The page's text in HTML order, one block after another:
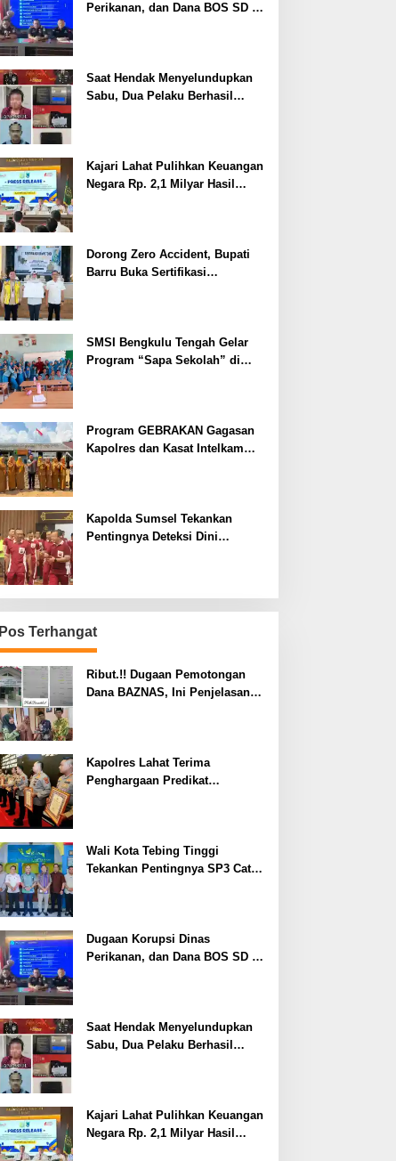
Perikanan, dan Dana BOS SD –
Saat Hendak Menyelundupkan
Sabu, Dua Pelaku Berhasil
Kajari Lahat Pulihkan Keuangan
Negara Rp. 2,1 Milyar Hasil
Dorong Zero Accident, Bupati
Barru Buka Sertifikasi
SMSI Bengkulu Tengah Gelar
Program “Sapa Sekolah” di
Program GEBRAKAN Gagasan
Kapolres dan Kasat Intelkam
Kapolda Sumsel Tekankan
Pentingnya Deteksi Dini
Pos Terhangat
Ribut.!! Dugaan Pemotongan
Dana BAZNAS, Ini Penjelasan
Kapolres Lahat Terima
Penghargaan Predikat
Wali Kota Tebing Tinggi
Tekankan Pentingnya SP3 Catin
Dugaan Korupsi Dinas
Perikanan, dan Dana BOS SD –
Saat Hendak Menyelundupkan
Sabu, Dua Pelaku Berhasil
Kajari Lahat Pulihkan Keuangan
Negara Rp. 2,1 Milyar Hasil